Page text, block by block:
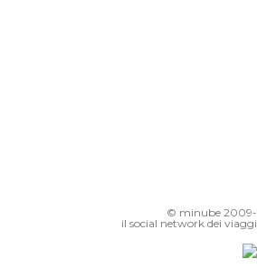
© minube 2009-
il social network dei viaggi